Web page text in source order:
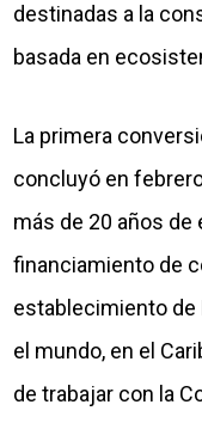
destinadas a la
basada en
La primera
concluyó en
más de 20 años
financiamiento de
establecimiento de
el mundo, en el
de trabajar con la